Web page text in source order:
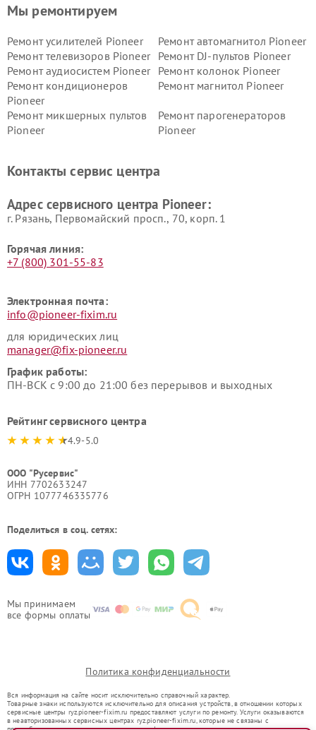
Мы принимаем
все формы оплаты
Мы ремонтируем
Ремонт усилителей Pioneer
Ремонт автомагнитол Pioneer
Ремонт телевизоров Pioneer
Ремонт DJ-пультов Pioneer
Ремонт аудиосистем Pioneer
Ремонт колонок Pioneer
Ремонт кондиционеров
Pioneer
Ремонт магнитол Pioneer
Ремонт микшерных пультов
Pioneer
Ремонт парогенераторов
Pioneer
Контакты сервис центра
Адрес сервисного центра Pioneer:
г. Рязань, Первомайский просп., 70, корп. 1
Горячая линия:
+7 (800) 301-55-83
Электронная почта:
info@pioneer-fixim.ru
для юридических лиц
manager@fix-pioneer.ru
График работы:
ПН-ВСК с 9:00 до 21:00 без перерывов и выходных
Рейтинг сервисного центра
4.9-5.0
ООО "Русервис"
ИНН 7702633247
ОГРН 1077746335776
Поделиться в соц. сетях:
Политика конфиденциальности
Вся информация на сайте носит исключительно справочный характер.
Товарные знаки используются исключительно для описания устройств, в отношении которых
сервисные центры ryz.pioneer-fixim.ru предоставляют услуги по ремонту. Услуги оказываются
в неавторизованных сервисных центрах ryz.pioneer-fixim.ru, которые не связаны с